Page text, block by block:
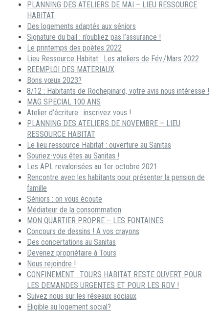
PLANNING DES ATELIERS DE MAI – LIEU RESSOURCE
HABITAT
Des logements adaptés aux séniors
Signature du bail : n’oubliez pas l’assurance !
Le printemps des poètes 2022
Lieu Ressource Habitat : Les ateliers de Fév./Mars 2022
REEMPLOI DES MATERIAUX
Bons vœux 2023?
8/12 : Habitants de Rochepinard, votre avis nous intéresse !
MAG SPECIAL 100 ANS
Atelier d’écriture : inscrivez vous !
PLANNING DES ATELIERS DE NOVEMBRE – LIEU
RESSOURCE HABITAT
Le lieu ressource Habitat : ouverture au Sanitas
Souriez-vous êtes au Sanitas !
Les APL revalorisées au 1er octobre 2021
Rencontre avec les habitants pour présenter la pension de
famille
Séniors : on vous écoute
Médiateur de la consommation
MON QUARTIER PROPRE – LES FONTAINES
Concours de dessins ! A vos crayons
Des concertations au Sanitas
Devenez propriétaire à Tours
Nous rejoindre !
CONFINEMENT : TOURS HABITAT RESTE OUVERT POUR
LES DEMANDES URGENTES ET POUR LES RDV !
Suivez nous sur les réseaux sociaux
Eligible au logement social?